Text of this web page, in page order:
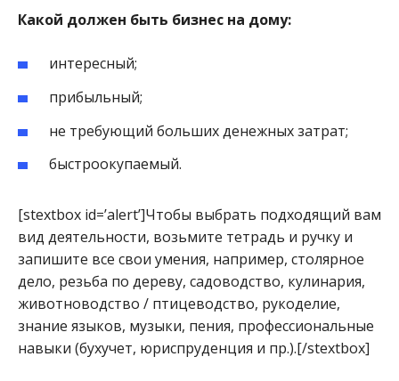
Какой должен быть бизнес на дому:
интересный;
прибыльный;
не требующий больших денежных затрат;
быстроокупаемый.
[stextbox id=’alert’]Чтобы выбрать подходящий вам
вид деятельности, возьмите тетрадь и ручку и
запишите все свои умения, например, столярное
дело, резьба по дереву, садоводство, кулинария,
животноводство / птицеводство, рукоделие,
знание языков, музыки, пения, профессиональные
навыки (бухучет, юриспруденция и пр.).[/stextbox]